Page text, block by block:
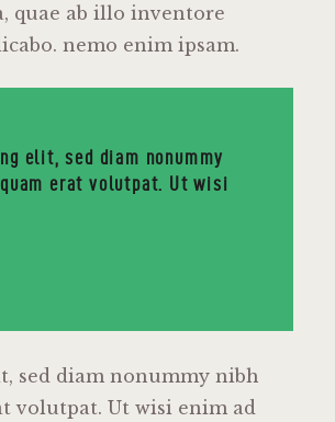
quae ab illo inventore
nemo enim ipsam.
elit, sed diam nonummy
erat volutpat. Ut wisi
sed diam nonummy nibh
volutpat. Ut wisi enim ad